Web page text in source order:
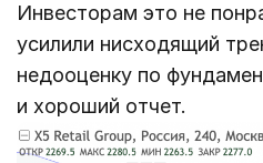
Инвесторам это не
усилили нисходящий
недооценку по
и хороший отчет.